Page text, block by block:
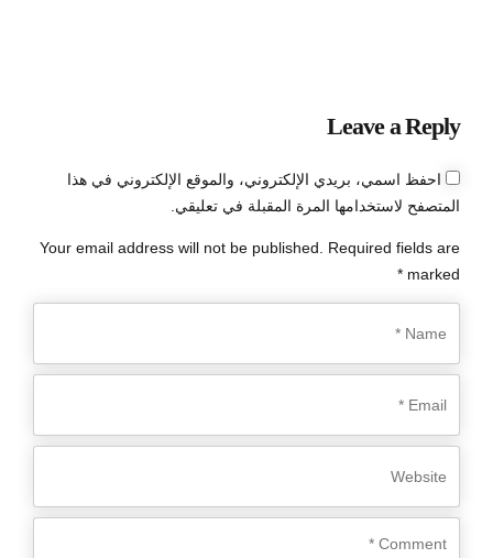
Leave a Reply
Your email address will not be published. Required fields are
marked *
احفظ اسمي، بريدي الإلكتروني، والموقع الإلكتروني في هذا
المتصفح لاستخدامها المرة المقبلة في تعليقي.